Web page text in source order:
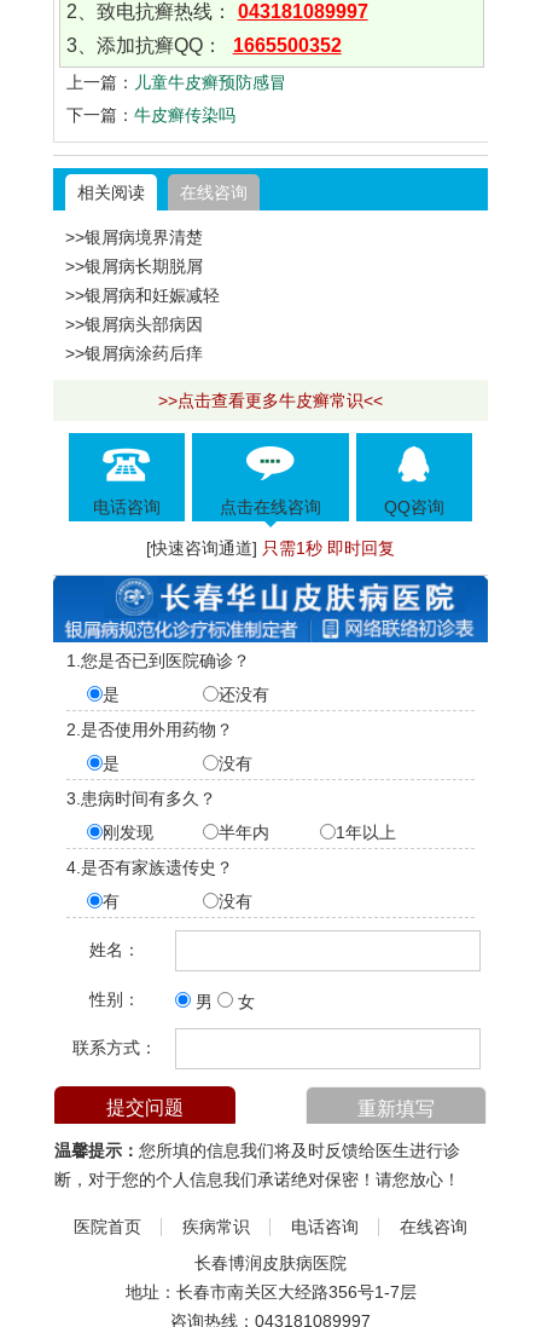
2、致电抗癣热线：
043181089997
3、添加抗癣QQ：
1665500352
上一篇： 儿童牛皮癣预防感冒
下一篇： 牛皮癣传染吗
相关阅读 在线咨询
>>银屑病境界清楚
>>银屑病长期脱屑
>>银屑病和妊娠减轻
>>银屑病头部病因
>>银屑病涂药后痒
>>点击查看更多牛皮癣常识<<
电话咨询 点击在线咨询 QQ咨询
[快速咨询通道] 只需1秒 即时回复
1.您是否已到医院确诊？
是
还没有
2.是否使用外用药物？
是
没有
3.患病时间有多久？
刚发现
半年内
1年以上
4.是否有家族遗传史？
有
没有
姓名：
性别： 男 女
联系方式：
温馨提示： 您所填的信息我们将及时反馈给医生进行诊
断，对于您的个人信息我们承诺绝对保密！请您放心！
医院首页 疾病常识 电话咨询
在线咨询
长春博润皮肤病医院
地址：长春市南关区大经路356号1-7层
咨询热线： 043181089997